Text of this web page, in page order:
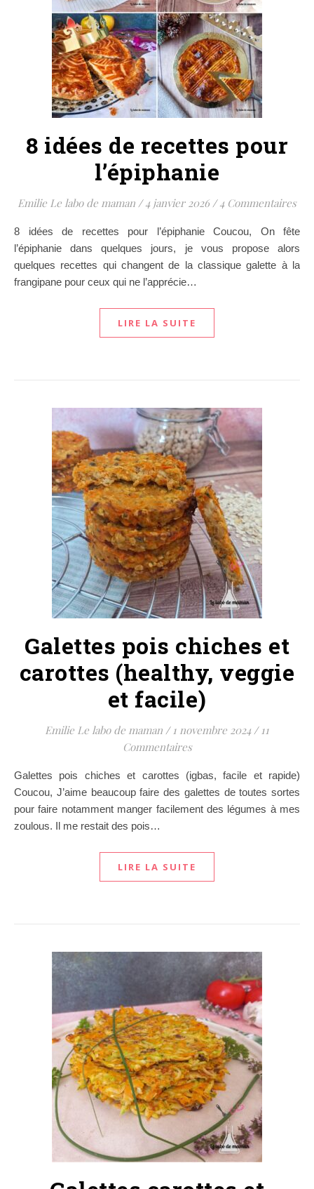
8 idées de recettes pour
l’épiphanie
Emilie Le labo de maman / 4 janvier 2026 / 4 Commentaires
8 idées de recettes pour l’épiphanie Coucou, On fête
l’épiphanie dans quelques jours, je vous propose alors
quelques recettes qui changent de la classique galette à la
frangipane pour ceux qui ne l’apprécie…
LIRE LA SUITE
Galettes pois chiches et
carottes (healthy, veggie
et facile)
Emilie Le labo de maman / 1 novembre 2024 / 11
Commentaires
Galettes pois chiches et carottes (igbas, facile et rapide)
Coucou, J’aime beaucoup faire des galettes de toutes sortes
pour faire notamment manger facilement des légumes à mes
zoulous. Il me restait des pois…
LIRE LA SUITE